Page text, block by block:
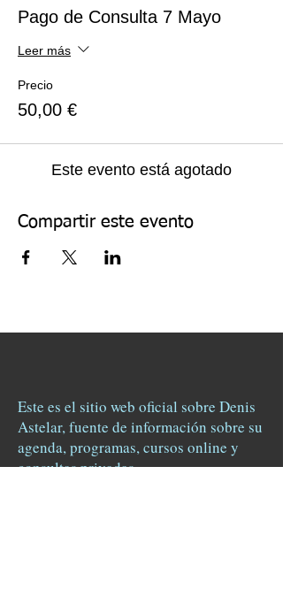
Pago de Consulta 7 Mayo
Leer más
Precio
50,00 €
Este evento está agotado
Compartir este evento
Este es el sitio web oficial sobre Denis
Astelar, fuente de información sobre su
agenda, programas, cursos online y
consultas privadas.